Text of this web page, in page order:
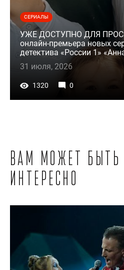
СЕРИАЛЫ
УЖЕ ДОСТУПНО ДЛЯ
онлайн-премьера новых
детектива «России 1»
31 июля, 2026
1320 0
Вам может быть
интересно